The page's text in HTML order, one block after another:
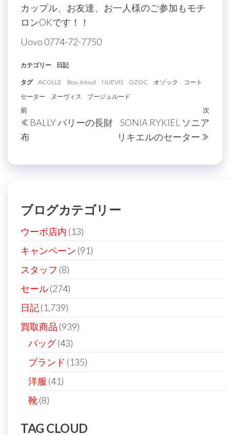
カップル、お友達、お一人様のご参加もモチ
ロンOKです！！
Uovo 0774-72-7750
カテゴリー 日記
タグ ACOLLE Bou Jeloud NUEVIS OZOC オゾック
コート
セーター
ヌーヴィス ブージュルード
投
稿
ナ
ビ
シ
ョ
ン
過
去
の
前
BALLY バリーの長財
布
次
次
SONIA RYKIEL ソニア
リキエルのセーター
ブログカテゴリー
ウーボ店内 (13)
キャンペーン (91)
スタッフ (8)
セール(274)
日記(1,739)
買取商品 (939)
バッグ(43)
ブランド (135)
洋服 (41)
靴(8)
TAG CLOUD